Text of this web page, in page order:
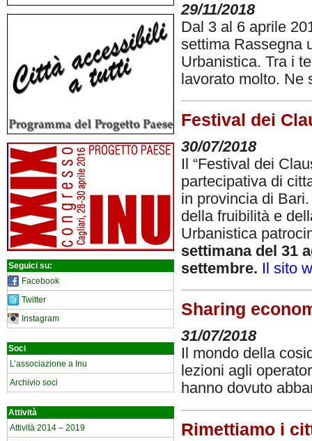
Seguici su:
Facebook
Twitter
Instagram
Soci
L’associazione a Inu
Archivio soci
Attività
Attività 2014 – 2019
29/11/2018
Dal 3 al 6 aprile
settima Rassegna
Urbanistica. Tra i
lavorato molto. Ne
Festival dei
30/07/2018
Il “Festival dei
partecipativa di
in provincia di
della fruibilità e
Urbanistica
settimana del 31
settembre. Il sito
Sharing
31/07/2018
Il mondo della
lezioni agli
hanno dovuto
Rimettiamo i